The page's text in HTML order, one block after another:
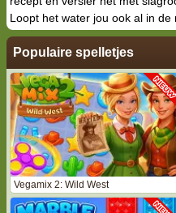
Loopt het water jou ook al in de
Populaire spelletjes
Vegamix 2: Wild West